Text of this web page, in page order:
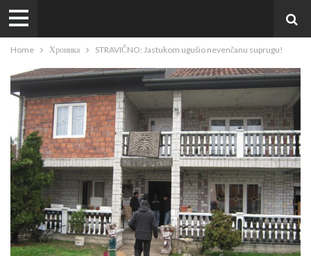
Home Хроника STRAVIČNO: Jastukom ugušio nevenčanu suprugu!